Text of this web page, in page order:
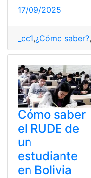
17/09/2025
_cc1,¿Cómo saber?,
Cómo saber
el RUDE de
un
estudiante
en Bolivia